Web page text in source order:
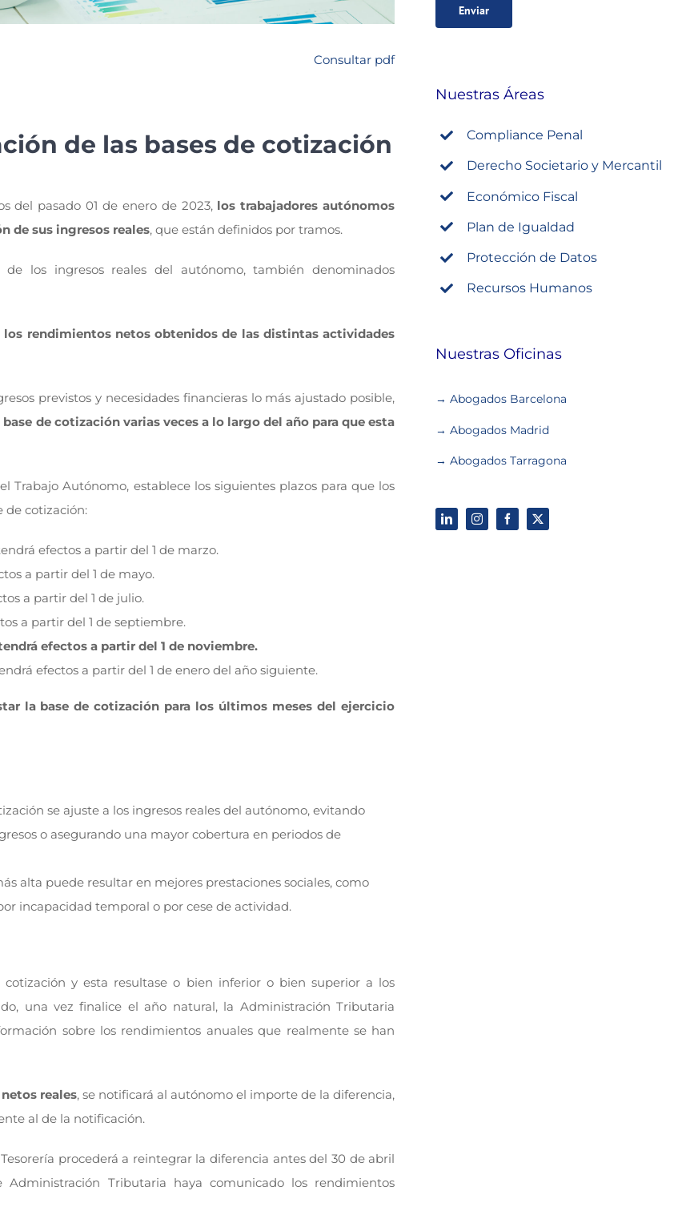
Consultar pdf
de las bases de cotización
del pasado 01 de enero de 2023, los trabajadores autónomos
de sus ingresos reales, que están definidos por tramos.
los ingresos reales del autónomo, también denominados
rendimientos netos obtenidos de las distintas actividades
previstos y necesidades financieras lo más ajustado posible,
de cotización varias veces a lo largo del año para que esta
Trabajo Autónomo, establece los siguientes plazos para que los
de cotización:
efectos a partir del 1 de marzo.
a partir del 1 de mayo.
a partir del 1 de julio.
a partir del 1 de septiembre.
efectos a partir del 1 de noviembre.
efectos a partir del 1 de enero del año siguiente.
la base de cotización para los últimos meses del ejercicio
se ajuste a los ingresos reales del autónomo, evitando
o asegurando una mayor cobertura en periodos de
alta puede resultar en mejores prestaciones sociales, como
incapacidad temporal o por cese de actividad.
y esta resultase o bien inferior o bien superior a los
una vez finalice el año natural, la Administración Tributaria
sobre los rendimientos anuales que realmente se han
reales, se notificará al autónomo el importe de la diferencia,
al de la notificación.
procederá a reintegrar la diferencia antes del 30 de abril
Tributaria haya comunicado los rendimientos
Nuestras Áreas
Compliance Penal
Derecho Societario y Mercantil
Económico Fiscal
Plan de Igualdad
Protección de Datos
Recursos Humanos
Nuestras Oficinas
→ Abogados Barcelona
→ Abogados Madrid
→ Abogados Tarragona